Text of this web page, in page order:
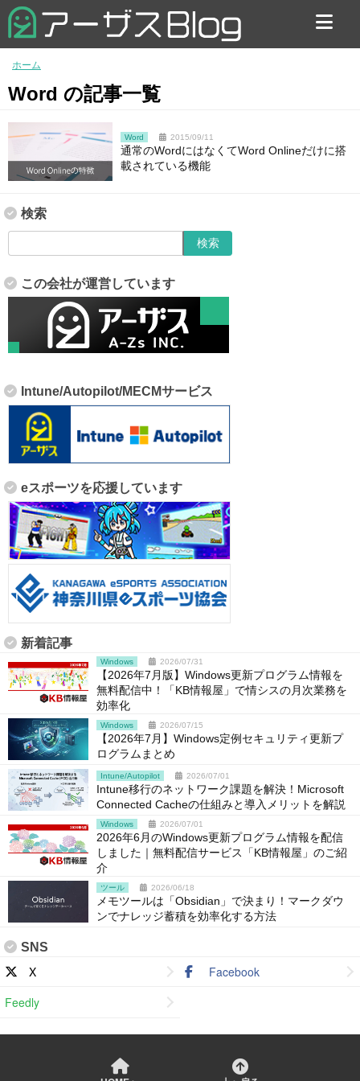
お問い合わせ
ホーム
Word の記事一覧
Word 2015/09/11
通常のWordにはなくてWord Onlineだけに搭
載されている機能
検索
この会社が運営しています
Intune/Autopilot/MECMサービス
eスポーツを応援しています
新着記事
Windows 2026/07/31
【2026年7月版】Windows更新プログラム情報を
無料配信中！「KB情報屋」で情シスの月次業務を
効率化
Windows 2026/07/15
【2026年7月】Windows定例セキュリティ更新プ
ログラムまとめ
Intune/Autopilot 2026/07/01
Intune移行のネットワーク課題を解決！Microsoft
Connected Cacheの仕組みと導入メリットを解説
Windows 2026/07/01
2026年6月のWindows更新プログラム情報を配信
しました｜無料配信サービス「KB情報屋」のご紹
介
ツール 2026/06/18
メモツールは「Obsidian」で決まり！マークダウ
ンでナレッジ蓄積を効率化する方法
SNS
X
Facebook
Feedly